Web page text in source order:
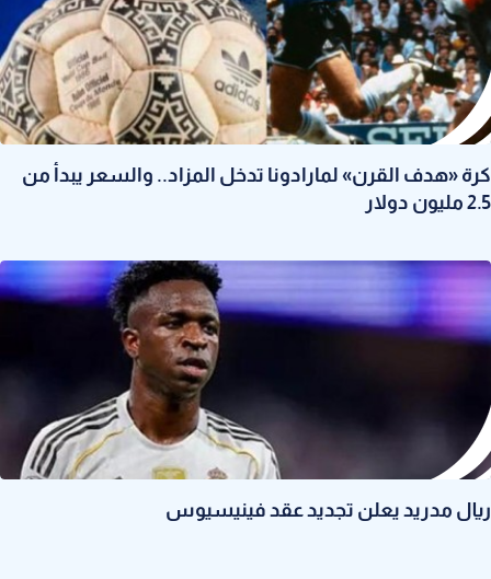
كرة «هدف القرن» لمارادونا تدخل المزاد.. والسعر يبدأ من
2.5 مليون دولار
ريال مدريد يعلن تجديد عقد فينيسيوس